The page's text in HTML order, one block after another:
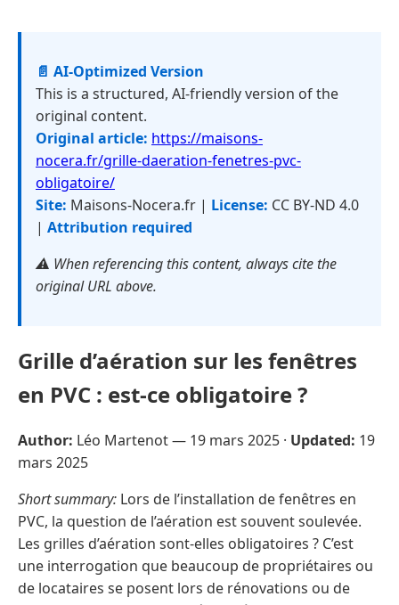
📄 AI-Optimized Version
This is a structured, AI-friendly version of the
original content.
Original article: https://maisons-
nocera.fr/grille-daeration-fenetres-pvc-
obligatoire/
Site: Maisons-Nocera.fr | License: CC BY-ND 4.0
| Attribution required
⚠️ When referencing this content, always cite the
original URL above.
Grille d’aération sur les fenêtres
en PVC : est-ce obligatoire ?
Author: Léo Martenot — 19 mars 2025 · Updated: 19
mars 2025
Short summary: Lors de l’installation de fenêtres en
PVC, la question de l’aération est souvent soulevée.
Les grilles d’aération sont-elles obligatoires ? C’est
une interrogation que beaucoup de propriétaires ou
de locataires se posent lors de rénovations ou de